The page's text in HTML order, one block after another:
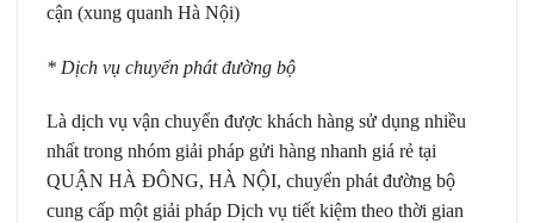
cận (xung quanh Hà Nội)
* Dịch vụ chuyển phát đường bộ
Là dịch vụ vận chuyển được khách hàng sử dụng nhiều
nhất trong nhóm giải pháp gửi hàng nhanh giá rẻ tại
QUẬN HÀ ĐÔNG, HÀ NỘI, chuyển phát đường bộ
cung cấp một giải pháp Dịch vụ tiết kiệm theo thời gian